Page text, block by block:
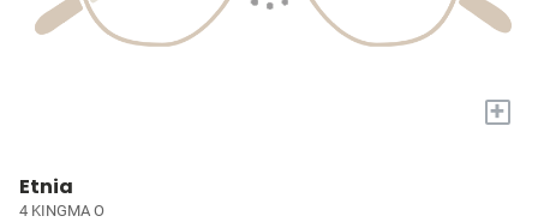
+
Etnia
4 KINGMA O